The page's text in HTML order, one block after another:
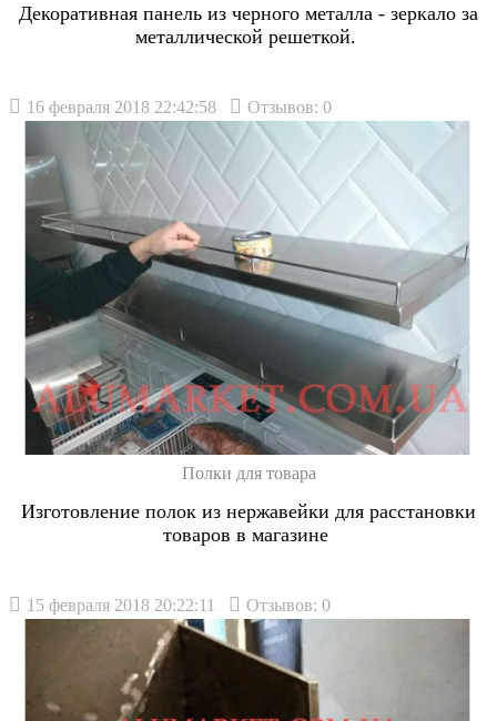
Декоративная панель из черного металла - зеркало за
металлической решеткой.
16 февраля 2018 22:42:58 Отзывов: 0
Полки для товара
Изготовление полок из нержавейки для расстановки
товаров в магазине
15 февраля 2018 20:22:11 Отзывов: 0